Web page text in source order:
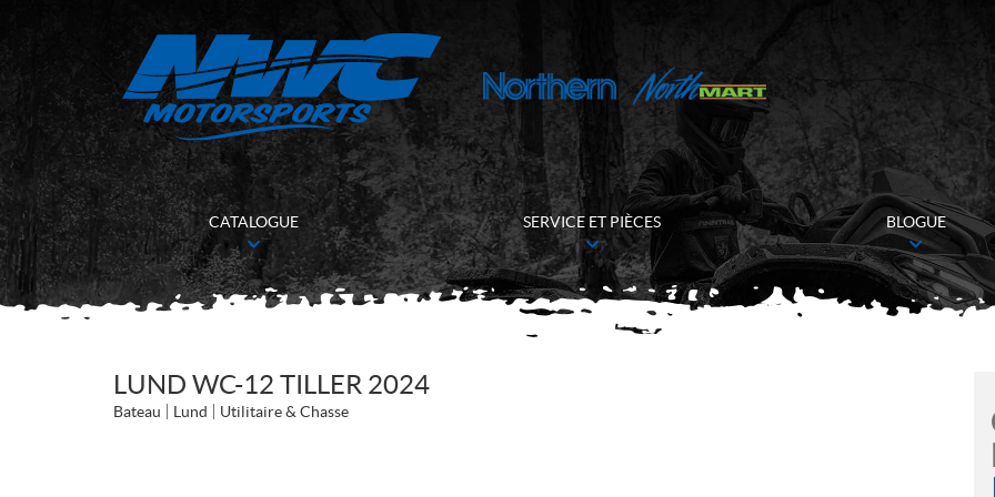
CATALOGUE SERVICE ET PIÈCES BLOGUE
LUND WC-12 TILLER 2024
Bateau Lund Utilitaire & Chasse